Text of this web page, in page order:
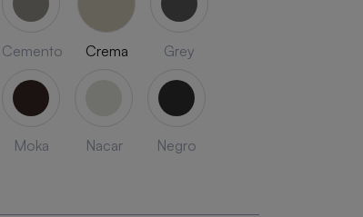
Cemento Crema Grey
Moka Nacar Negro